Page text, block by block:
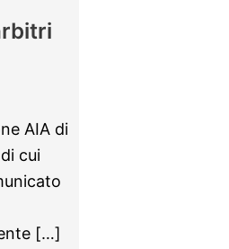
AIA di
cui
[…]